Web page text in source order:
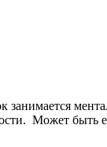
Может быть